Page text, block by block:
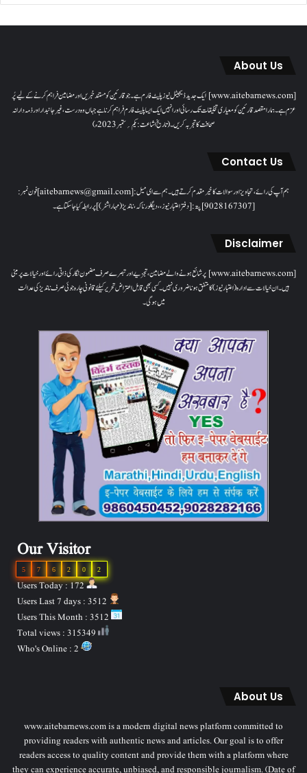
About Us
[www.aitebarnews.com] ایک جدید ڈیجیٹل نیوز پلیٹ فارم ہے۔ جو قارئین کو مستند خبریں اور مضامین فراہم کرنے کے لیے پُر
عزم ہے۔ ہمارا مقصدقارئین کو معیاری تخلیقات تک رسائی اور انہیں ایک ایسا پلیٹ فارم فراہم کرنا ہے جہاں وہ درست، غیر جانبدار اور ذمہ دارانہ
صحافت کا تجربہ کریں۔( تاریخ اشاعت : یکم؍ ستمبر 2023ء)
Contact Us
ہم آپ کی رائے، تجاویز اور سوالات کا خیرمقدم کرتے ہیں۔ ہم سےای میل: [aitebarnews@gmail.com]فون نمبر:
[9028167307]پتہ: [دفتر اعتبار نیوز، ، دیگلور ناکہ، ناندیڑ(مہاراشٹر) ] پر رابطہ کیا جاسکتا ہے۔
Disclaimer
[www.aitebarnews.com] پر شائع ہونے والے مضامین، تجزیے اور تبصرے صرف مضمون نگار کی ذاتی رائے اور خیالات پر مبنی
ہیں۔ ان خیالات سے ادارہ (اعتبار نیوز) کا متفق ہونا ضروری نہیں۔ کسی بھی قابل اعتراض تحریر کیلئے قانونی چارہ جوئی صرف ناندیڑ کی عدالت
میں ہوگی۔
Our Visitor
2
0
2
6
7
5
Users Today : 172
About Us
www.aitebarnews.com is a modern digital news platform committed to
providing readers with authentic news and articles. Our goal is to offer
readers access to quality content and provide them with a platform where
they can experience accurate, unbiased, and responsible journalism. (Date of